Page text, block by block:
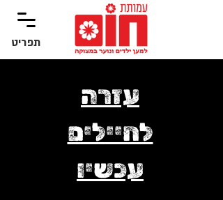
תפריט
עזרה
לחיילים
עכשיו